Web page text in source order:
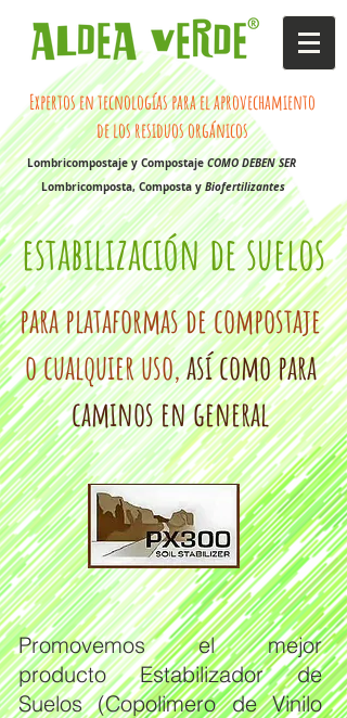
Expertos en tecnologías para el aprovechamiento
de los residuos orgánicos
Lombricompostaje y CompostajeCOMO DEBEN SER
Lombricomposta, Composta yBiofertilizantes
estabilización de suelos
para plataformas de compostaje
o cualquier uso,así como para
caminos en general
Promovemos el mejor
producto Estabilizador de
Suelos (Copolimero de Vinilo